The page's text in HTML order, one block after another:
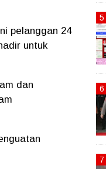
pelanggan 24
untuk
dan